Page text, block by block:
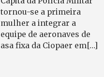
tornou-se a primeira
mulher a integrar a
equipe de aeronaves de
asa fixa da Ciopaer em[…]